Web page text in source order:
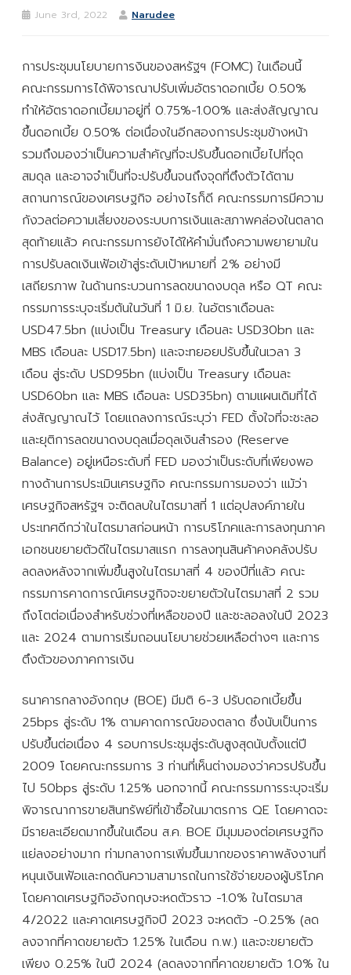
June 3rd, 2022 Narudee
การประชุมนโยบายการงินของสหรัฐฯ (FOMC) ในเดือนนี้
คณะกรรมการได้พิจารณาปรับเพิ่มอัตราดอกเบี้ย 0.50%
ทำให้อัตราดอกเบี้ยมาอยู่ที่ 0.75%-1.00% และส่งสัญญาณ
ขึ้นดอกเบี้ย 0.50% ต่อเนื่องในอีกสองการประชุมข้างหน้า
รวมถึงมองว่าเป็นความสำคัญที่จะปรับขึ้นดอกเบี้ยไปที่จุด
สมดุล และอาจจำเป็นที่จะปรับขึ้นจนถึงจุดที่ตึงตัวได้ตาม
สถานการณ์ของเศรษฐกิจ อย่างไรก็ดี คณะกรรมการมีความ
กังวลต่อความเสี่ยงของระบบการเงินและสภาพคล่องในตลาด
สุดท้ายแล้ว คณะกรรมการยังได้ให้คำมั่นถึงความพยายามใน
การปรับลดเงินเฟ้อเข้าสู่ระดับเป้าหมายที่ 2% อย่างมี
เสถียรภาพ ในด้านกระบวนการลดขนาดงบดุล หรือ QT คณะ
กรรมการระบุจะเริ่มต้นในวันที่ 1 มิ.ย. ในอัตราเดือนละ
USD47.5bn (แบ่งเป็น Treasury เดือนละ USD30bn และ
MBS เดือนละ USD17.5bn) และจะทยอยปรับขึ้นในเวลา 3
เดือน สู่ระดับ USD95bn (แบ่งเป็น Treasury เดือนละ
USD60bn และ MBS เดือนละ USD35bn) ตามแผนเดิมที่ได้
ส่งสัญญาณไว้ โดยแถลงการณ์ระบุว่า FED ตั้งใจที่จะชะลอ
และยุติการลดขนาดงบดุลเมื่อดุลเงินสำรอง (Reserve
Balance) อยู่เหนือระดับที่ FED มองว่าเป็นระดับที่เพียงพอ
ทางด้านการประเมินเศรษฐกิจ คณะกรรมการมองว่า แม้ว่า
เศรษฐกิจสหรัฐฯ จะติดลบในไตรมาสที่ 1 แต่อุปสงค์ภายใน
ประเทศดีกว่าในไตรมาสก่อนหน้า การบริโภคและการลงทุนภาค
เอกชนขยายตัวดีในไตรมาสแรก การลงทุนสินค้าคงคลังปรับ
ลดลงหลังจากเพิ่มขึ้นสูงในไตรมาสที่ 4 ของปีที่แล้ว คณะ
กรรมการคาดการณ์เศรษฐกิจจะขยายตัวในไตรมาสที่ 2 รวม
ถึงโตต่อเนื่องสำหรับช่วงที่เหลือของปี และชะลอลงในปี 2023
และ 2024 ตามการเริ่มถอนนโยบายช่วยเหลือต่างๆ และการ
ตึงตัวของภาคการเงิน
ธนาคารกลางอังกฤษ (BOE) มีมติ 6-3 ปรับดอกเบี้ยขึ้น
25bps สู่ระดับ 1% ตามคาดการณ์ของตลาด ซึ่งนับเป็นการ
ปรับขึ้นต่อเนื่อง 4 รอบการประชุมสู่ระดับสูงสุดนับตั้งแต่ปี
2009 โดยคณะกรรมการ 3 ท่านที่เห็นต่างมองว่าควรปรับขึ้น
ไป 50bps สู่ระดับ 1.25% นอกจากนี้ คณะกรรมการระบุจะเริ่ม
พิจารณาการขายสินทรัพย์ที่เข้าซื้อในมาตรการ QE โดยคาดจะ
มีรายละเอียดมากขึ้นในเดือน ส.ค. BOE มีมุมมองต่อเศรษฐกิจ
แย่ลงอย่างมาก ท่ามกลางการเพิ่มขึ้นมากของราคาพลังงานที่
หนุนเงินเฟ้อและกดดันความสามารถในการใช้จ่ายของผู้บริโภค
โดยคาดเศรษฐกิจอังกฤษจะหดตัวราว -1.0% ในไตรมาส
4/2022 และคาดเศรษฐกิจปี 2023 จะหดตัว -0.25% (ลด
ลงจากที่คาดขยายตัว 1.25% ในเดือน ก.พ.) และจะขยายตัว
เพียง 0.25% ในปี 2024 (ลดลงจากที่คาดขยายตัว 1.0% ใน